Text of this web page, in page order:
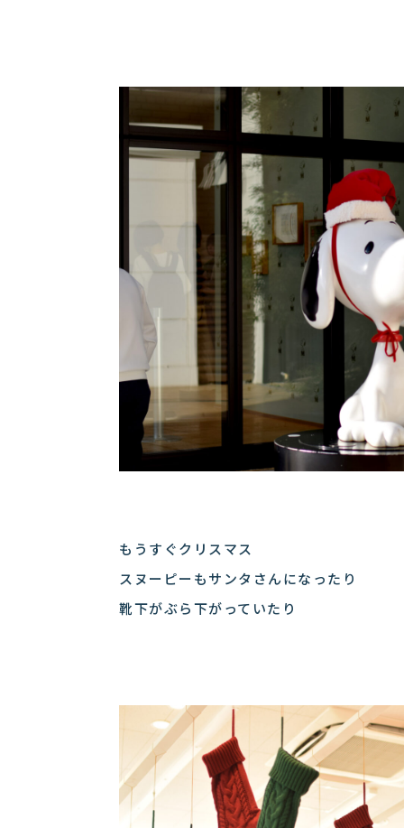
もうすぐクリスマス
スヌーピーもサンタさんになったり
靴下がぶら下がっていたり